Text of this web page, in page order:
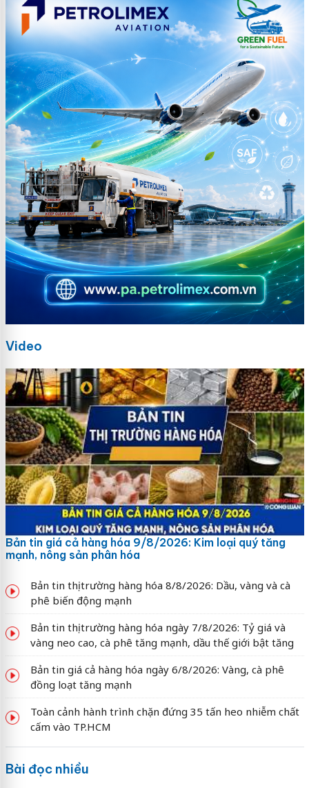
Video
Bản tin giá cả hàng hóa 9/8/2026: Kim loại quý tăng
mạnh, nông sản phân hóa
Bản tin thị trường hàng hóa 8/8/2026: Dầu, vàng và cà
phê biến động mạnh
Bản tin thị trường hàng hóa ngày 7/8/2026: Tỷ giá và
vàng neo cao, cà phê tăng mạnh, dầu thế giới bật tăng
Bản tin giá cả hàng hóa ngày 6/8/2026: Vàng, cà phê
đồng loạt tăng mạnh
Toàn cảnh hành trình chặn đứng 35 tấn heo nhiễm chất
cấm vào TP.HCM
Bài đọc nhiều